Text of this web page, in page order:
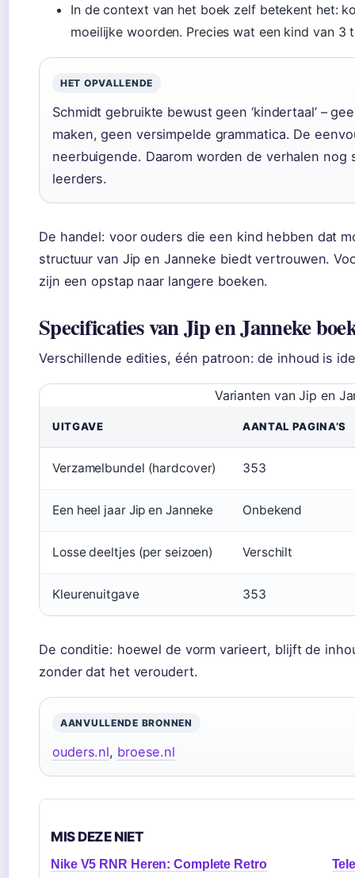
In de context van het boek zelf betekent het:
moeilijke woorden. Precies wat een kind van 3
HET OPVALLENDE
Schmidt gebruikte bewust geen ‘kindertaal’ –
maken, geen versimpelde grammatica. De
neerbuigende. Daarom worden de verhalen
leerders.
De handel: voor ouders die een kind hebben dat
structuur van Jip en Janneke biedt vertrouwen.
zijn een opstap naar langere boeken.
Specificaties van Jip en Janneke
Verschillende edities, één patroon: de inhoud is
Varianten van Jip en
UITGAVE AANTAL PAGINA’S
Verzamelbundel (hardcover) 353
Een heel jaar Jip en Janneke Onbekend
Losse deeltjes (per seizoen) Verschilt
Kleurenuitgave 353
De conditie: hoewel de vorm varieert, blijft de
zonder dat het veroudert.
AANVULLENDE BRONNEN
ouders.nl, broese.nl
MIS DEZE NIET
Nike V5 RNR Heren: Complete Retro